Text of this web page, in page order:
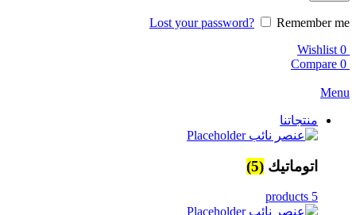
Lost your password?
Remember me
0
Wishlist
0
Compare
Menu
منتجاتنا
اتوماتيك (5)
5 products